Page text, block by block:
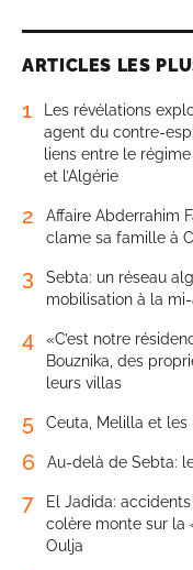
ARTICLES LES
1
Les révélations
agent du contre-
liens entre le
et l’Algérie
2
Affaire Abderrahim
clame sa famille à
3
Sebta: un réseau
mobilisation à la
4
«C’est notre
Bouznika, des
leurs villas
5 Ceuta, Melilla et les
6 Au-delà de Sebta:
7
El Jadida:
colère monte sur la
Oulja